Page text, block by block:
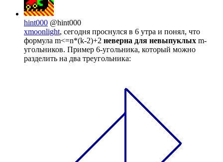
hint000 @hint000
xmoonlight, сегодня проснулся в 6 утра и понял, что
формула m<=n*(k-2)+2 неверна для невыпуклых m-
угольников. Пример 6-угольника, который можно
разделить на два треугольника: